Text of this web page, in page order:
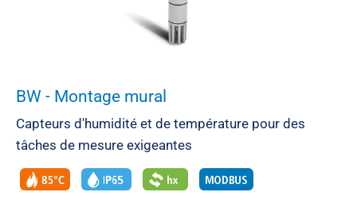
BW - Montage mural
Capteurs d'humidité et de température pour des
tâches de mesure exigeantes